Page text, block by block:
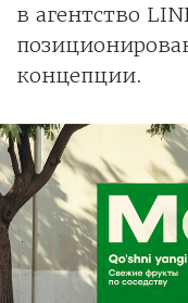
в агентство
концепции.